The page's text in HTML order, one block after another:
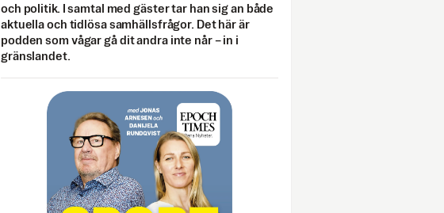
och politik. I samtal med gäster tar han sig an både
aktuella och tidlösa samhällsfrågor. Det här är
podden som vågar gå dit andra inte når – in i
gränslandet.